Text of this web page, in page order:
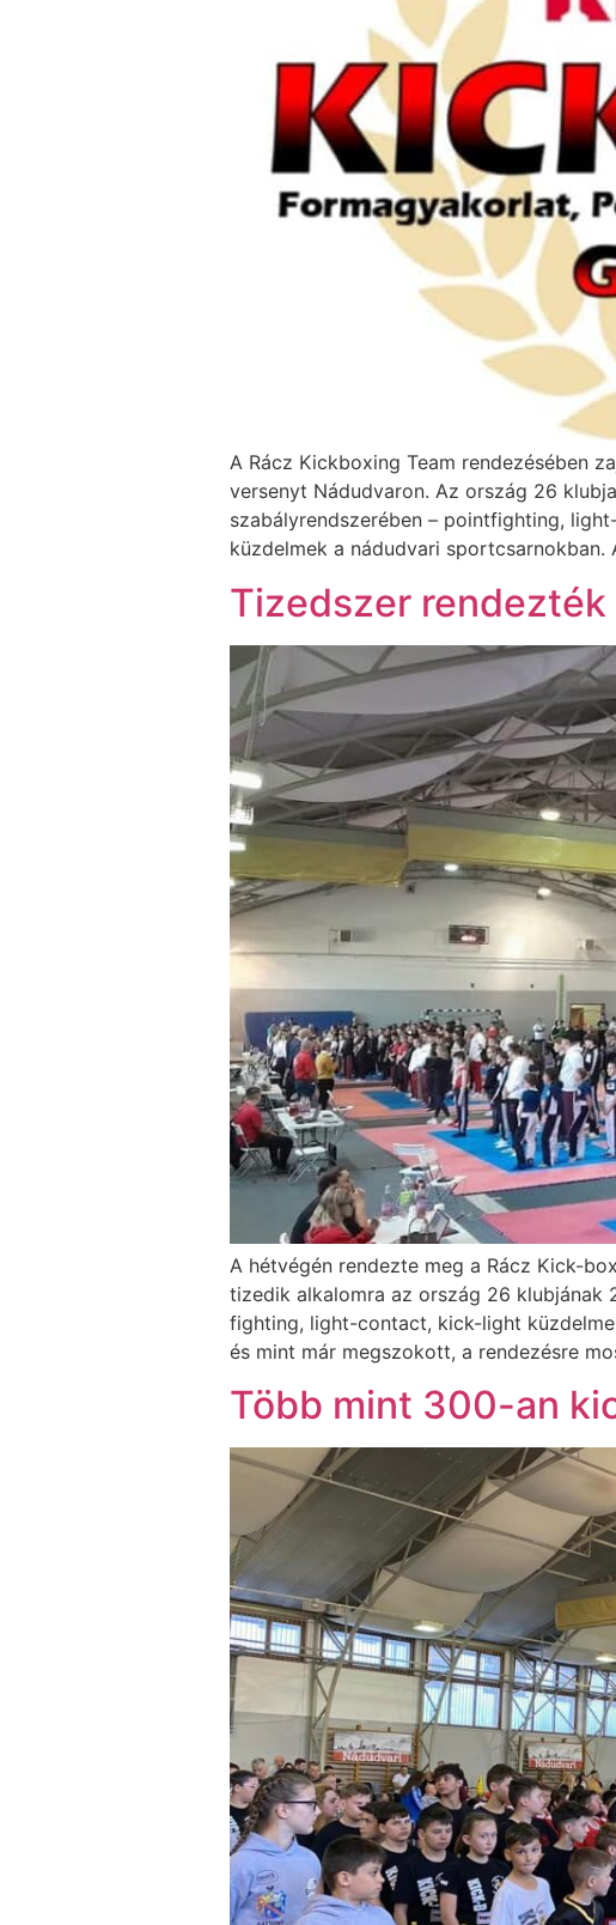
A Rácz Kickboxing Team rendezésében
versenyt Nádudvaron. Az ország 26
szabályrendszerében – pointfighting,
küzdelmek a nádudvari sportcsarnokban.
Tizedszer rendezték
A hétvégén rendezte meg a Rácz Kick-
tizedik alkalomra az ország 26 klubjának
fighting, light-contact, kick-light
és mint már megszokott, a rendezésre
Több mint 300-an